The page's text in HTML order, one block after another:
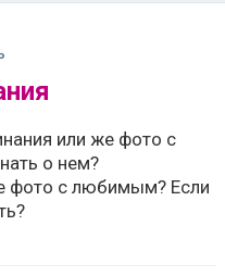
или же фото с
о нем?
фото с любимым? Если